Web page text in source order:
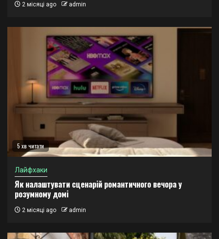
2 місяці ago admin
5 хв читати
Лайфхаки
Як налаштувати сценарій романтичного вечора у
розумному домі
2 місяці ago admin